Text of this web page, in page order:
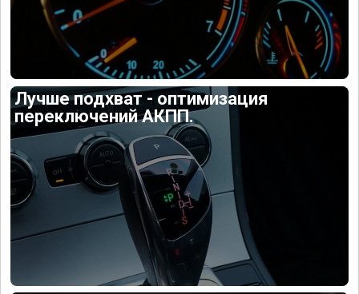
Лучше подхват - оптимизация
переключений АКПП.